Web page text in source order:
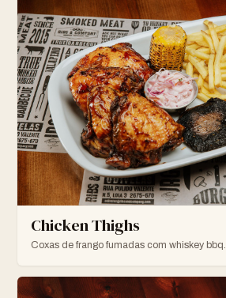
Chicken Thighs
Coxas de frango fumadas com whiskey bbq.